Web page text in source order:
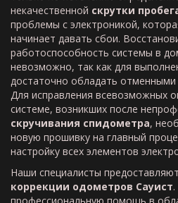
некачественной скрутки
проблемы с электроникой,
начинает давать сбои.
работоспособность системы в
невозможно, так как для
достаточно обладать
Для исправления всевозможных
системе, возникших после
скручивания спидометра,
новую прошивку на главный
настройку всех элементов
Наши специалисты
коррекции одометров Сауист